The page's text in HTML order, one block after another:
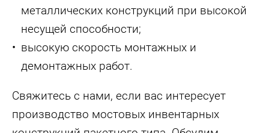
металлических конструкций при высокой
несущей способности;
высокую скорость монтажных и
демонтажных работ.
Свяжитесь с нами, если вас интересует
производство мостовых инвентарных